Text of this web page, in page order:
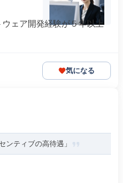
ェア開発経験が５年以上
気になる
ンティブの高待遇」